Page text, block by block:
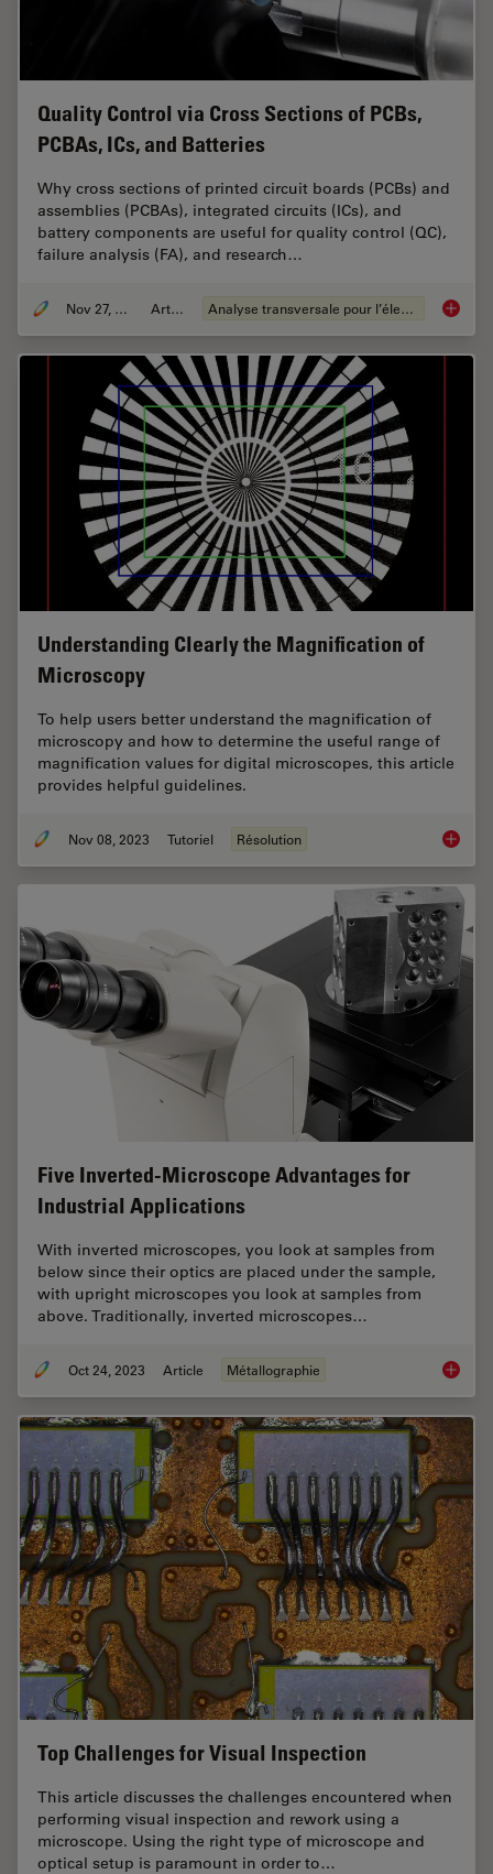
Quality Control via Cross Sections of PCBs,
PCBAs, ICs, and Batteries
Why cross sections of printed circuit boards (PCBs) and
assemblies (PCBAs), integrated circuits (ICs), and
battery components are useful for quality control (QC),
failure analysis (FA), and research…
Nov 27, 2023 Article Analyse transversale pour l’électronique Quality
Understanding Clearly the Magnification of
Microscopy
To help users better understand the magnification of
microscopy and how to determine the useful range of
magnification values for digital microscopes, this article
provides helpful guidelines.
Nov 08, 2023 Tutoriel Résolution
Five Inverted-Microscope Advantages for
Industrial Applications
With inverted microscopes, you look at samples from
below since their optics are placed under the sample,
with upright microscopes you look at samples from
above. Traditionally, inverted microscopes…
Oct 24, 2023 Article Métallographie Five
Top Challenges for Visual Inspection
This article discusses the challenges encountered when
performing visual inspection and rework using a
microscope. Using the right type of microscope and
optical setup is paramount in order to…